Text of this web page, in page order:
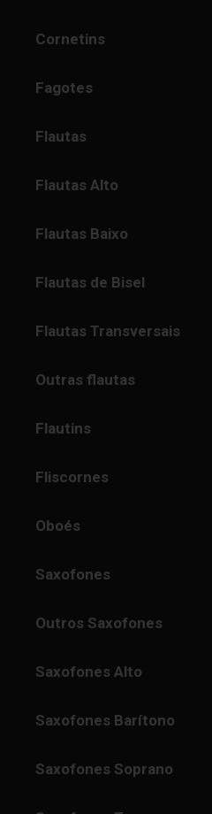
Cornetins
Fagotes
Flautas
Flautas Alto
Flautas Baixo
Flautas de Bisel
Flautas Transversais
Outras flautas
Flautins
Fliscornes
Oboés
Saxofones
Outros Saxofones
Saxofones Alto
Saxofones Barítono
Saxofones Soprano